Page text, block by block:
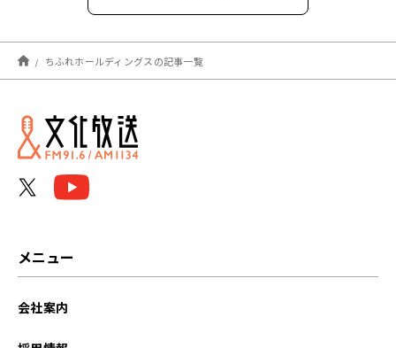
2023年03月
2023年02月
ちふれホールディングスの記事一覧
メニュー
会社案内